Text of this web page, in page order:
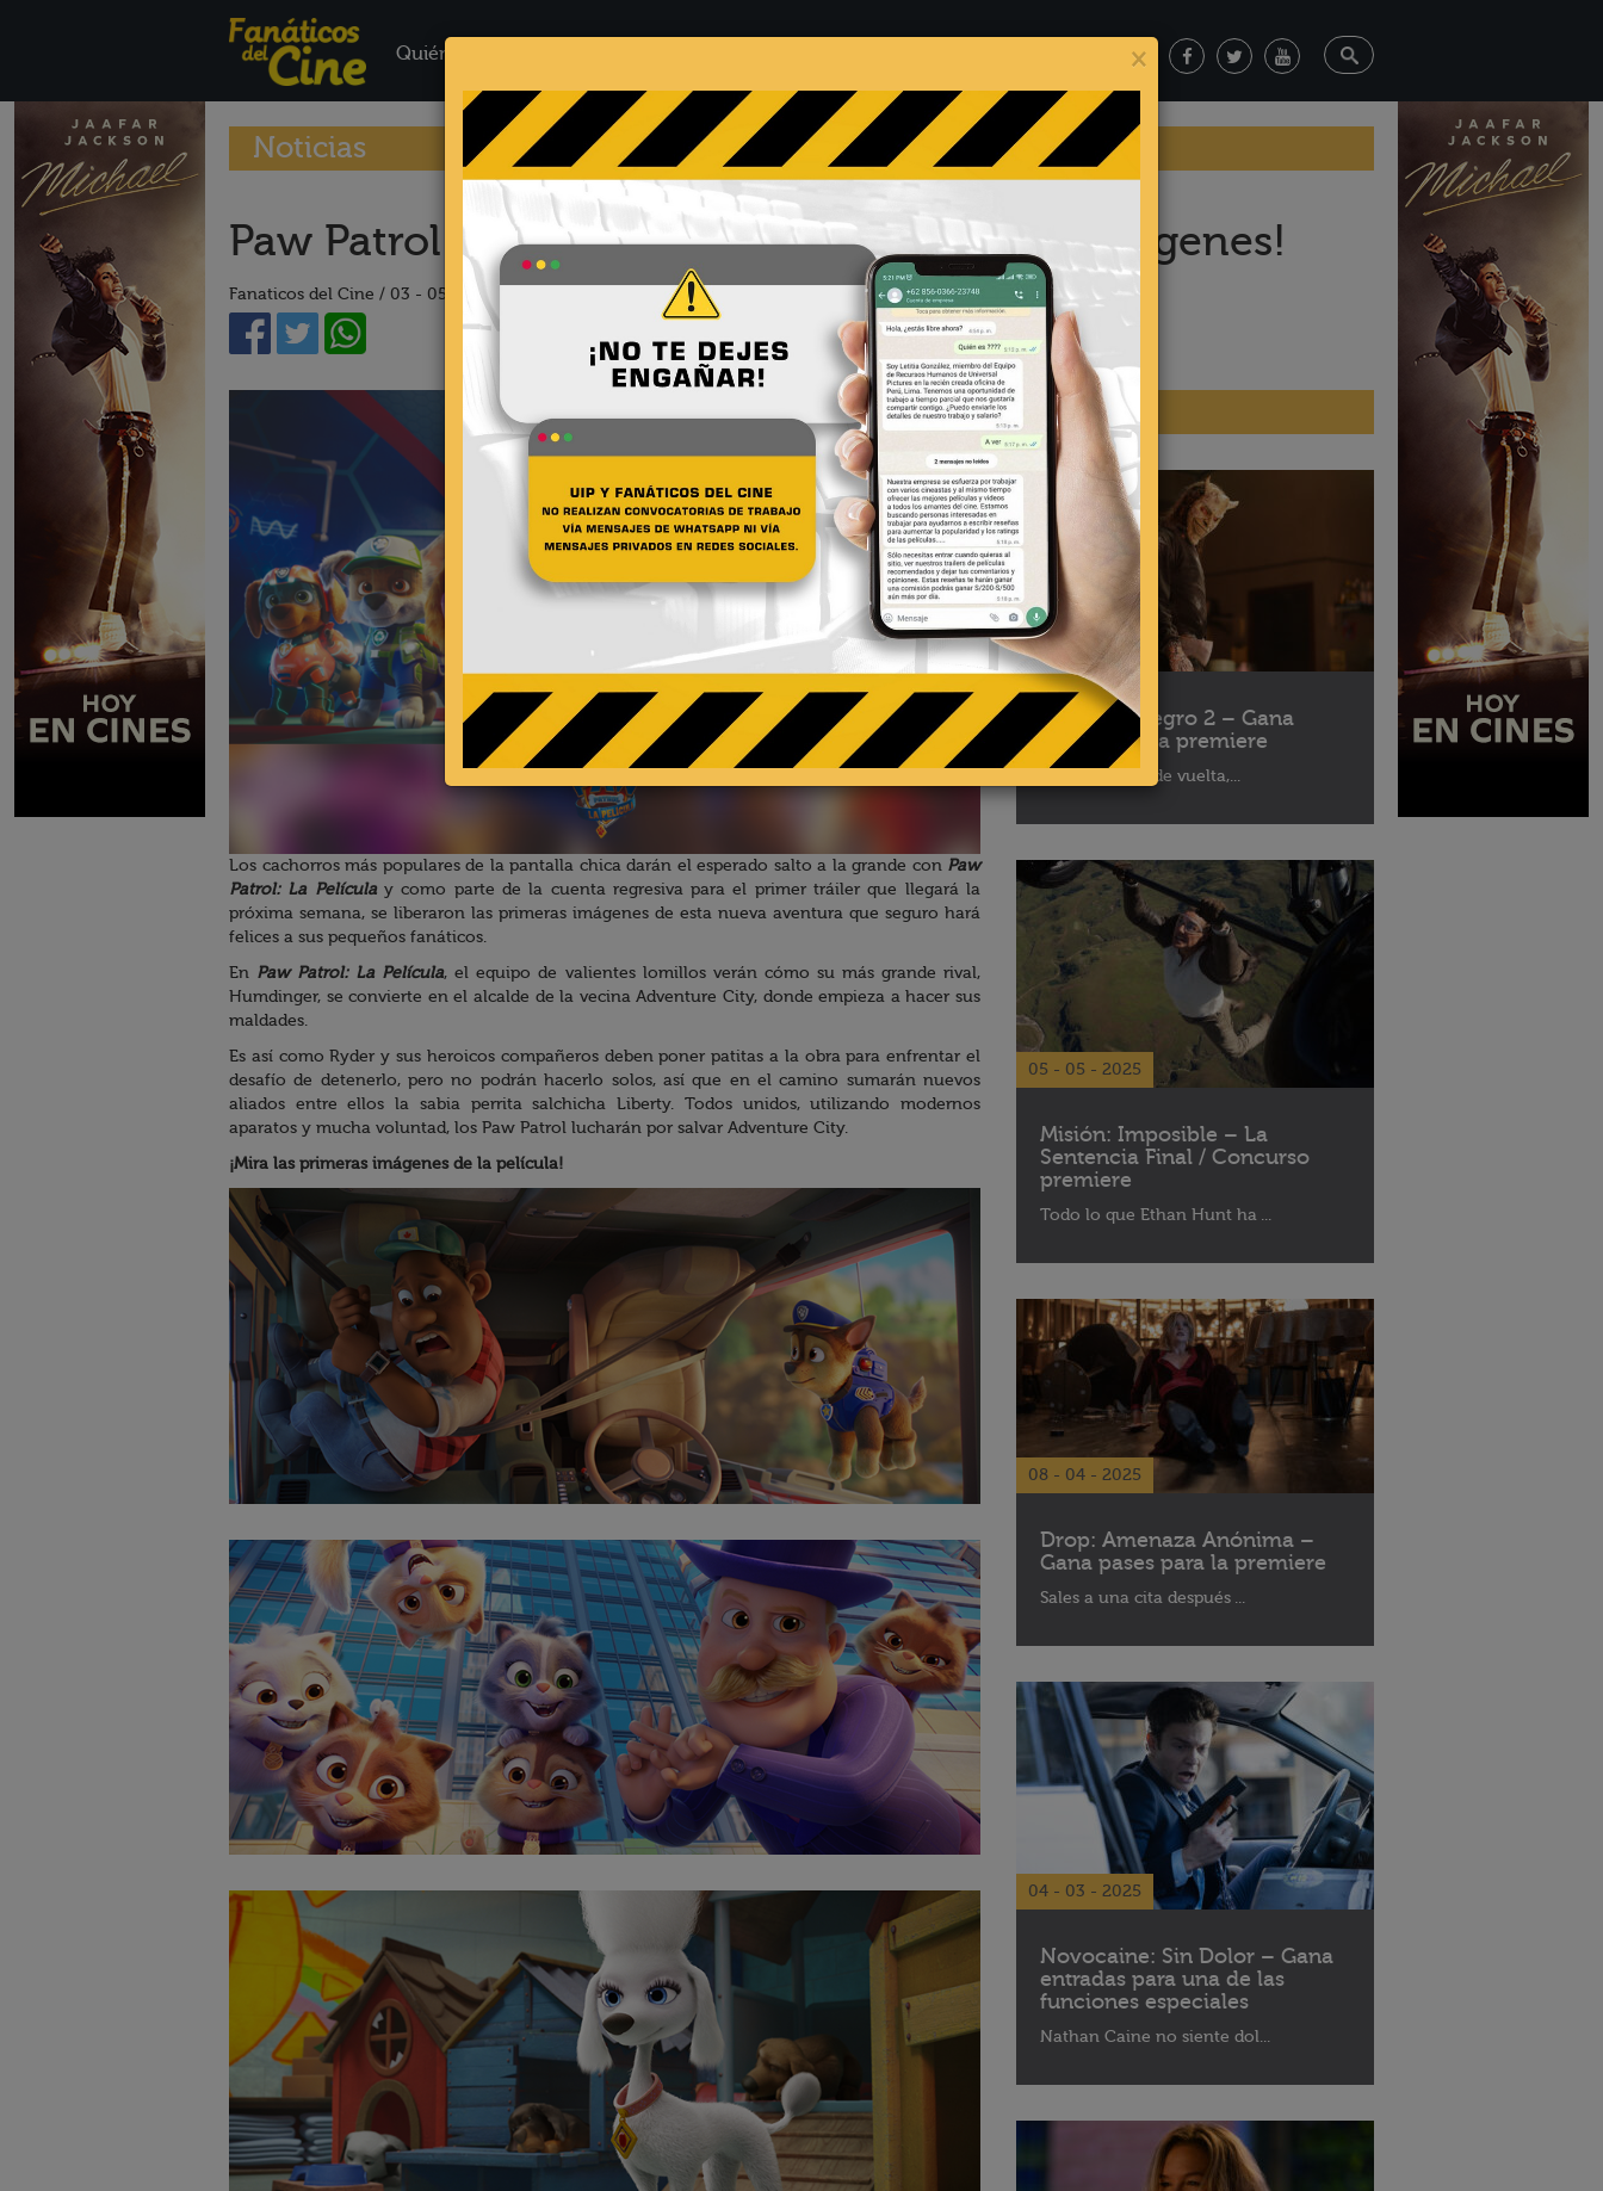
Quiénes Somos
Noticias
Paw Patrol: La película. ¡Mira las primeras imágenes!
Fanaticos del Cine / 03 - 05 - 21
Los cachorros más populares de la pantalla chica darán el esperado salto a la grande con Paw
Patrol: La Películay como parte de la cuenta regresiva para el primer tráiler que llegará la
próxima semana, se liberaron las primeras imágenes de esta nueva aventura que seguro hará
felices a sus pequeños fanáticos.
En Paw Patrol: La Película, el equipo de valientes lomillos verán cómo su más grande rival,
Humdinger, se convierte en el alcalde de la vecina Adventure City, donde empieza a hacer sus
maldades.
Es así como Ryder y sus heroicos compañeros deben poner patitas a la obra para enfrentar el
desafío de detenerlo, pero no podrán hacerlo solos, así que en el camino sumarán nuevos
aliados entre ellos la sabia perrita salchicha Liberty. Todos unidos, utilizando modernos
aparatos y mucha voluntad, los Paw Patrol lucharán por salvar Adventure City.
¡Mira las primeras imágenes de la película!
Noticias
02 - 10 - 2025
Teléfono Negro 2 – Gana
pases para la premiere
El Raptor está de vuelta,...
05 - 05 - 2025
Misión: Imposible – La
Sentencia Final / Concurso
premiere
Todo lo que Ethan Hunt ha ...
08 - 04 - 2025
Drop: Amenaza Anónima –
Gana pases para la premiere
Sales a una cita después ...
04 - 03 - 2025
Novocaine: Sin Dolor – Gana
entradas para una de las
funciones especiales
Nathan Caine no siente dol...
×